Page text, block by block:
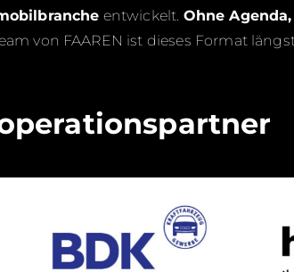
entwickelt. Ohne
von FAAREN ist dieses Format